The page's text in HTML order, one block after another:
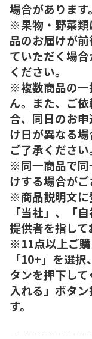
場合があります。
※果物・野菜類
品のお届けが
ていただく場
ください。
※複数商品の一
ん。また、ご
合、同日のお
け日が異なる
ご了承ください
※同一商品で同
けする場合がご
※商品説明文に
「当社」、「
提供者を指して
※11点以上ご
「10+」を選
タンを押下し
入れる」ボタ
す。